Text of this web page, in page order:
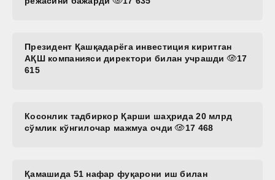
Президент Қашқадарёга инвестиция киритган
АҚШ компанияси директори билан учрашди
17
615
Косонлик тадбиркор Қарши шаҳрида 20 млрд
сўмлик кўнгилочар мажмуа очди
17 468
Қамашида 51 нафар фуқарони иш билан